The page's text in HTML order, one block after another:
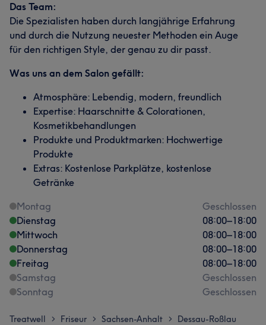
Das Team:
Die Spezialisten haben durch langjährige Erfahrung
und durch die Nutzung neuester Methoden ein Auge
für den richtigen Style, der genau zu dir passt.
Was uns an dem Salon gefällt:
Atmosphäre: Lebendig, modern, freundlich
Expertise: Haarschnitte & Colorationen,
Kosmetikbehandlungen
Produkte und Produktmarken: Hochwertige
Produkte
Extras: Kostenlose Parkplätze, kostenlose
Getränke
Montag
Geschlossen
Dienstag
08:00–18:00
Mittwoch
08:00–18:00
Donnerstag
08:00–18:00
Freitag
08:00–18:00
Samstag
Geschlossen
Sonntag
Geschlossen
Treatwell > Friseur > Sachsen-Anhalt > Dessau-Roßlau